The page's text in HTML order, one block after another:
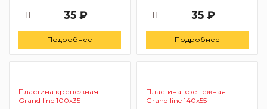
35 ₽
Подробнее
35 ₽
Подробнее
Пластина крепежная
Grand line 100х35
Пластина крепежная
Grand line 140x55